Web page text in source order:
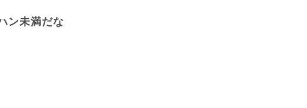
ン未満だな